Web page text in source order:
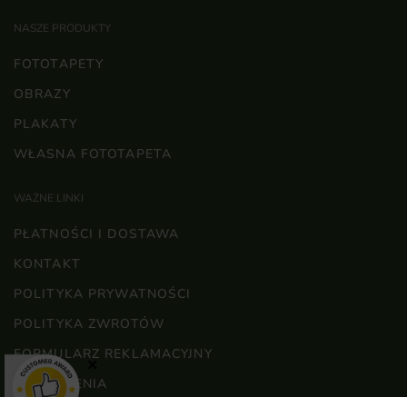
NASZE PRODUKTY
FOTOTAPETY
OBRAZY
PLAKATY
WŁASNA FOTOTAPETA
WAŻNE LINKI
PŁATNOŚCI I DOSTAWA
KONTAKT
POLITYKA PRYWATNOŚCI
POLITYKA ZWROTÓW
FORMULARZ REKLAMACYJNY
ZAMÓWIENIA
×